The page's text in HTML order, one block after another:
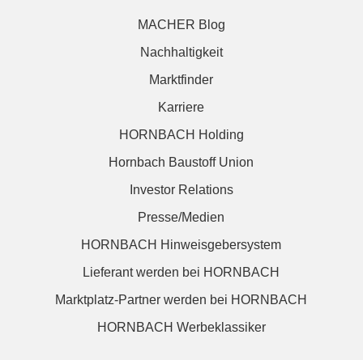
MACHER Blog
Nachhaltigkeit
Marktfinder
Karriere
HORNBACH Holding
Hornbach Baustoff Union
Investor Relations
Presse/Medien
HORNBACH Hinweisgebersystem
Lieferant werden bei HORNBACH
Marktplatz-Partner werden bei HORNBACH
HORNBACH Werbeklassiker